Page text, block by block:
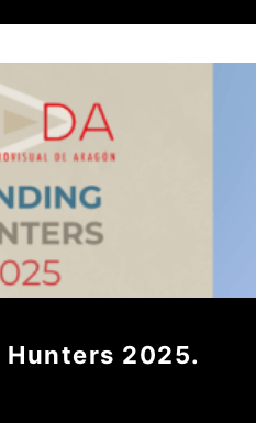
Hunters 2025.